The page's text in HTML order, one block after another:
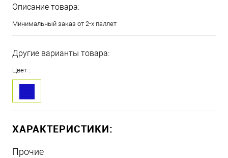
Описание товара:
Минимальный заказ от 2-х паллет
Другие варианты товара:
Цвет :
ХАРАКТЕРИСТИКИ:
Прочие